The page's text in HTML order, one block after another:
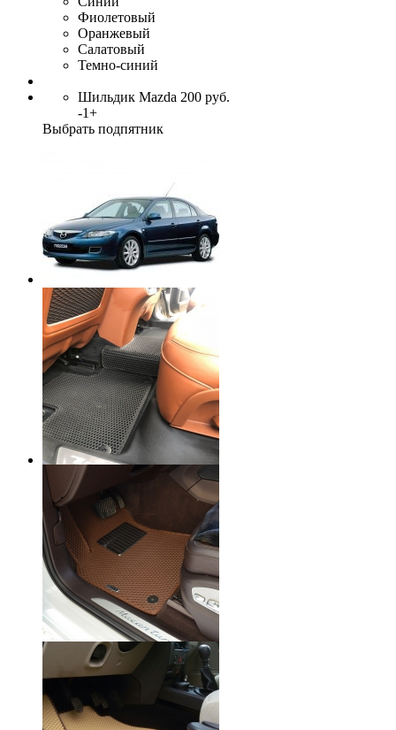
Фиолетовый
Оранжевый
Салатовый
Темно-синий
Шильдик Mazda 200 руб.
-1+
Выбрать подпятник